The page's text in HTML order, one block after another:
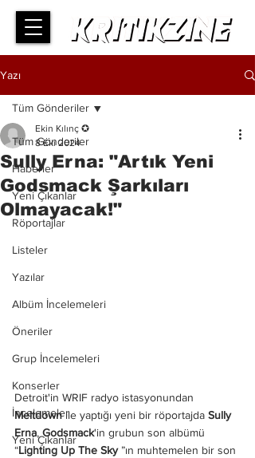
Yazı
Tüm Gönderiler
Haberler
Yeni Çıkanlar
Röportajlar
Listeler
Yazılar
Albüm İncelemeleri
Öneriler
Grup İncelemeleri
Konserler
İncelemeler
Yeni Çıkanlar
Tüm Gönderiler
Sully Erna: "Artık Yeni
Godsmack Şarkıları
Olmayacak!"
Ekin Kılınç ✪
8 Eki 2024
Detroit'in WRIF radyo istasyonundan
Meltdown ile yaptığı yeni bir röportajda Sully
Erna, Godsmack'in grubun son albümü
“Lighting Up The Sky ”ın muhtemelen bir son